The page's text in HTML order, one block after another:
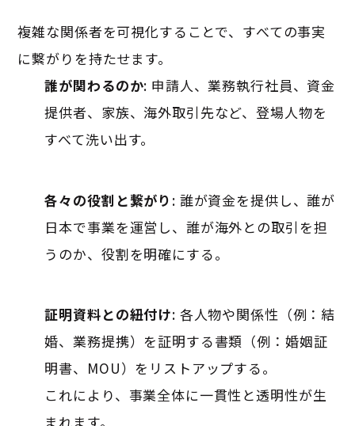
複雑な関係者を可視化することで、すべての事実
に繋がりを持たせます。
誰が関わるのか: 申請人、業務執行社員、資金
提供者、家族、海外取引先など、登場人物を
すべて洗い出す。
各々の役割と繋がり : 誰が資金を提供し、誰が
日本で事業を運営し、誰が海外との取引を担
うのか、役割を明確にする。
証明資料との紐付け: 各人物や関係性（例：結
婚、業務提携）を証明する書類（例：婚姻証
明書、MOU）をリストアップする。
これにより、事業全体に一貫性と透明性が生
まれます。